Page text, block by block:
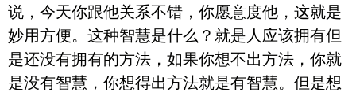
说，今天你跟他关系不错，你愿意度他，这就是
妙用方便。这种智慧是什么？就是人应该拥有但
是还没有拥有的方法，如果你想不出方法，你就
是没有智慧，你想得出方法就是有智慧。但是想